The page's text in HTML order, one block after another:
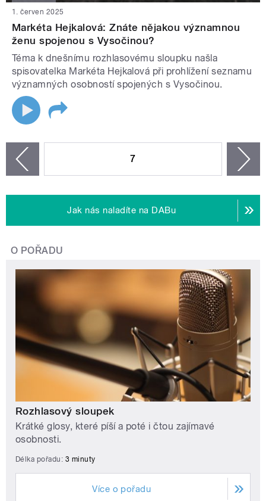
1. červen 2025
Markéta Hejkalová: Znáte nějakou významnou
ženu spojenou s Vysočinou?
Téma k dnešnímu rozhlasovému sloupku našla
spisovatelka Markéta Hejkalová při prohlížení seznamu
významných osobností spojených s Vysočinou.
7
Jak nás naladíte na DABu
O POŘADU
Rozhlasový sloupek
Krátké glosy, které píší a poté i čtou zajímavé
osobnosti.
Délka pořadu: 3 minuty
Více o pořadu